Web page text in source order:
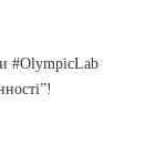
#OlympicLab